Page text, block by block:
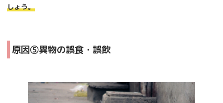
しょう。
原因⑤異物の誤食・誤飲